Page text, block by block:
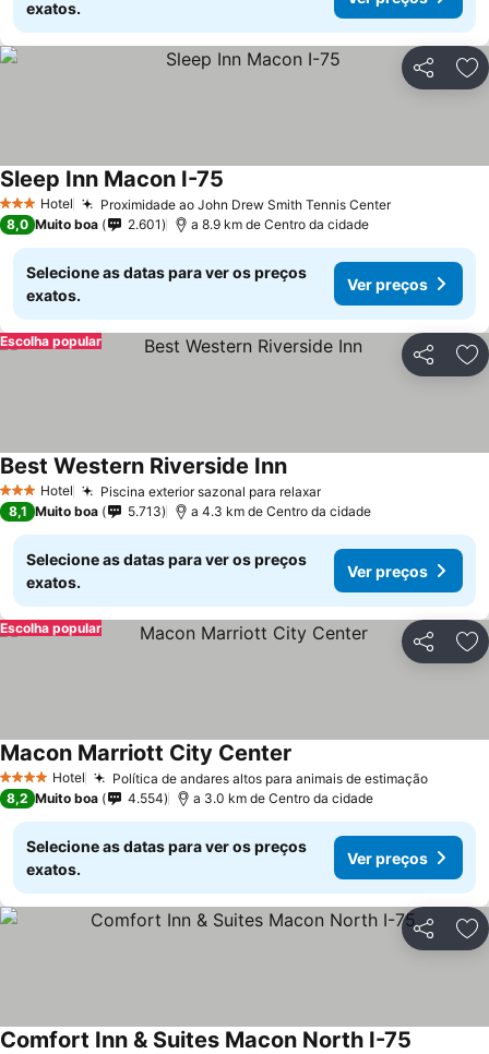
exatos.
Partilhar
3 EstrelasHotel Proximidade ao John Drew Smith Tennis Center
Sleep Inn Macon I-75
8,0 Muito boa 2.601 a 8.9 km de Centro da cidade
Selecione as datas para ver os preços
exatos.
Ver preços
Partilhar
Escolha popular
3 EstrelasHotel Piscina exterior sazonal para relaxar
Best Western Riverside Inn
8,1 Muito boa 5.713 a 4.3 km de Centro da cidade
Selecione as datas para ver os preços
exatos.
Ver preços
Partilhar
Escolha popular
4 EstrelasHotel Política de andares altos para animais de estimação
Macon Marriott City Center
8,2 Muito boa 4.554 a 3.0 km de Centro da cidade
Selecione as datas para ver os preços
exatos.
Ver preços
Partilhar
Comfort Inn & Suites Macon North I-75